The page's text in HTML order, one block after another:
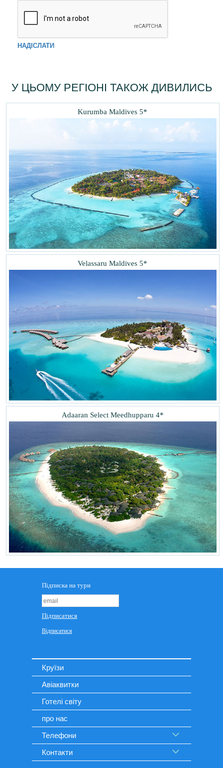
НАДІСЛАТИ
У ЦЬОМУ РЕГІОНІ ТАКОЖ ДИВИЛИСЬ
Kurumba Maldives 5*
Velassaru Maldives 5*
Adaaran Select Meedhupparu 4*
Круїзи
Авіаквитки
Готелі світу
про нас
Телефони
Контакти